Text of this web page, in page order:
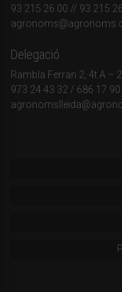
93 215 26 00 // 93 215
Delegació
Rambla Ferran 2, 4t A –
973 24 43 32 / 686 17